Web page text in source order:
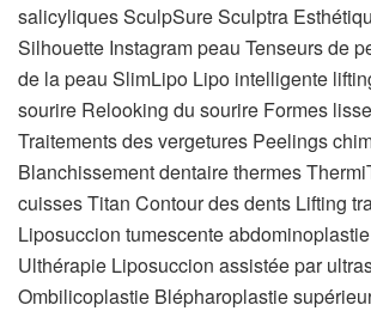
salicyliques SculpSure Sculptra
Silhouette Instagram peau Tenseurs de
de la peau SlimLipo Lipo intelligente
sourire Relooking du sourire Formes
Traitements des vergetures Peelings
Blanchissement dentaire thermes
cuisses Titan Contour des dents Lifting
Liposuccion tumescente
Ulthérapie Liposuccion assistée par
Ombilicoplastie Blépharoplastie